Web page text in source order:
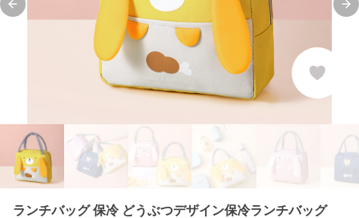
Previous slide
ランチバッグ 保冷 どうぶつデザイン保冷ランチバッグ